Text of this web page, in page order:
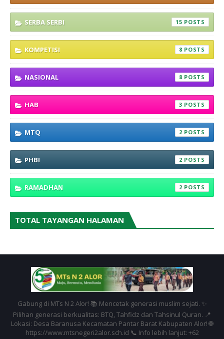
SERBA SERBI 15
KOMPETISI 8
NASIONAL 8
HAB 3
MTQ 2
PHBI 2
RAMADHAN 2
TOTAL TAYANGAN HALAMAN
Gabung di MTs N 2 Alor! 📚 Mencetak generasi muslim sejati. ✨
Pilihan generasi berkualitas: BTQ, Tahfidz dan Tahsinul Quran. 📍
Lokasi: Desa Baranusa Kecamatan Pantar Barat Kabupaten Alor! 🌐
https://www.mtsnegeri2alor.sch.id 📞 Info lebih lanjut: +62